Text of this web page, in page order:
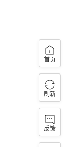
首页
刷新
反馈